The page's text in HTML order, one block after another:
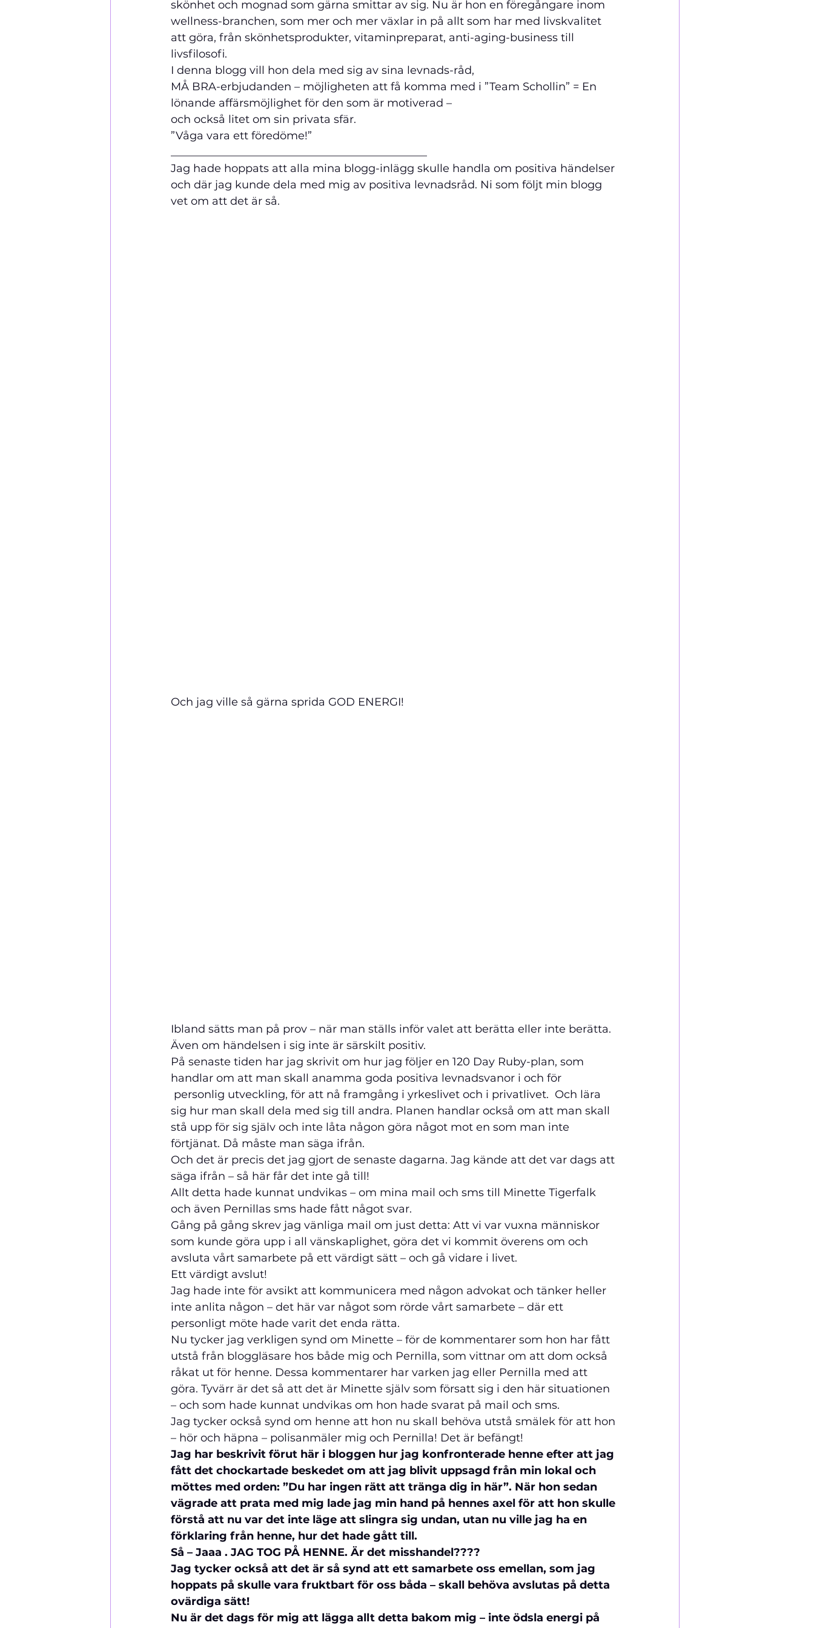
skönhet och mognad som gärna smittar av sig. Nu är hon en föregångare inom
wellness-branchen, som mer och mer växlar in på allt som har med livskvalitet
att göra, från skönhetsprodukter, vitaminpreparat, anti-aging-business till
livsfilosofi.
I denna blogg vill hon dela med sig av sina levnads-råd,
MÅ BRA-erbjudanden – möjligheten att få komma med i ”Team Schollin” = En
lönande affärsmöjlighet för den som är motiverad –
och också litet om sin privata sfär.
”Våga vara ett föredöme!”
Jag hade hoppats att alla mina blogg-inlägg skulle handla om positiva händelser
och där jag kunde dela med mig av positiva levnadsråd. Ni som följt min blogg
vet om att det är så.
Och jag ville så gärna sprida GOD ENERGI!
Ibland sätts man på prov – när man ställs inför valet att berätta eller inte berätta.
Även om händelsen i sig inte är särskilt positiv.
På senaste tiden har jag skrivit om hur jag följer en 120 Day Ruby-plan, som
handlar om att man skall anamma goda positiva levnadsvanor i och för
personlig utveckling, för att nå framgång i yrkeslivet och i privatlivet.  Och lära
sig hur man skall dela med sig till andra. Planen handlar också om att man skall
stå upp för sig själv och inte låta någon göra något mot en som man inte
förtjänat. Då måste man säga ifrån.
Och det är precis det jag gjort de senaste dagarna. Jag kände att det var dags att
säga ifrån – så här får det inte gå till!
Allt detta hade kunnat undvikas – om mina mail och sms till Minette Tigerfalk
och även Pernillas sms hade fått något svar.
Gång på gång skrev jag vänliga mail om just detta: Att vi var vuxna människor
som kunde göra upp i all vänskaplighet, göra det vi kommit överens om och
avsluta vårt samarbete på ett värdigt sätt – och gå vidare i livet.
Ett värdigt avslut!
Jag hade inte för avsikt att kommunicera med någon advokat och tänker heller
inte anlita någon – det här var något som rörde vårt samarbete – där ett
personligt möte hade varit det enda rätta.
Nu tycker jag verkligen synd om Minette – för de kommentarer som hon har fått
utstå från bloggläsare hos både mig och Pernilla, som vittnar om att dom också
råkat ut för henne. Dessa kommentarer har varken jag eller Pernilla med att
göra. Tyvärr är det så att det är Minette själv som försatt sig i den här situationen
– och som hade kunnat undvikas om hon hade svarat på mail och sms.
Jag tycker också synd om henne att hon nu skall behöva utstå smälek för att hon
– hör och häpna – polisanmäler mig och Pernilla! Det är befängt!
Jag har beskrivit förut här i bloggen hur jag konfronterade henne efter att jag
fått det chockartade beskedet om att jag blivit uppsagd från min lokal och
möttes med orden: ”Du har ingen rätt att tränga dig in här”. När hon sedan
vägrade att prata med mig lade jag min hand på hennes axel för att hon skulle
förstå att nu var det inte läge att slingra sig undan, utan nu ville jag ha en
förklaring från henne, hur det hade gått till.
Så – Jaaa . JAG TOG PÅ HENNE. Är det misshandel????
Jag tycker också att det är så synd att ett samarbete oss emellan, som jag
hoppats på skulle vara fruktbart för oss båda – skall behöva avslutas på detta
ovärdiga sätt!
Nu är det dags för mig att lägga allt detta bakom mig – inte ödsla energi på